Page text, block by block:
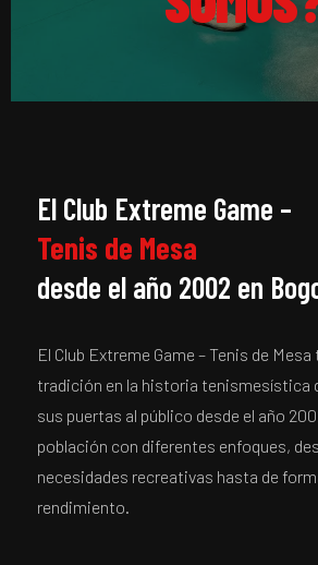
El Club Extreme Game –
Tenis de Mesa
desde el año 2002 en
El Club Extreme Game – Tenis de
tradición en la historia tenismesística
sus puertas al público desde el año
población con diferentes enfoques,
necesidades recreativas hasta de
rendimiento.